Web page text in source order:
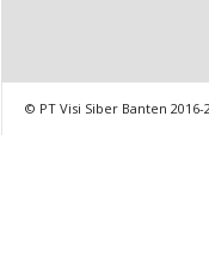
© PT Visi Siber Banten 2016-